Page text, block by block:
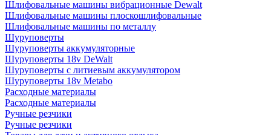
Шлифовальные машины вибрационные Dewalt
Шлифовальные машины плоскошлифовальные
Шлифовальные машины по металлу
Шуруповерты
Шуруповерты аккумуляторные
Шуруповерты 18v DeWalt
Шуруповерты с литиевым аккумулятором
Шуруповерты 18v Metabo
Расходные материалы
Расходные материалы
Ручные резчики
Ручные резчики